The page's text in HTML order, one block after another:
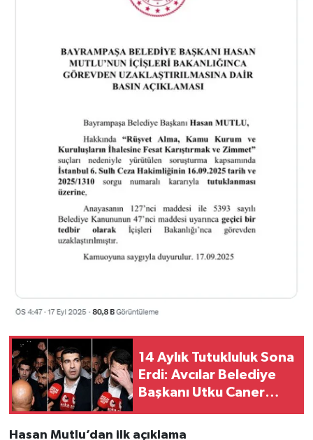
14 Aylık Tutukluluk Sona
Erdi: Avcılar Belediye
Başkanı Utku Caner
Çıktı
Hasan Mutlu’dan ilk açıklama